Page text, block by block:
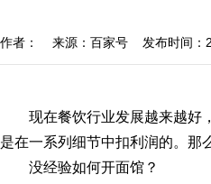
作者： 来源：百家号 发布时间：
现在餐饮行业发展越来越好
是在一系列细节中扣利润的。那
没经验如何开面馆？